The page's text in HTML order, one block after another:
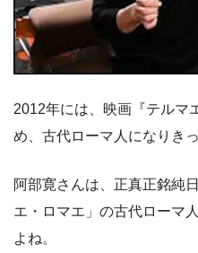
2012年には、映画『テルマ
め、古代ローマ人になりき
阿部寛さんは、正真正銘純
エ・ロマエ」の古代ローマ
よね。